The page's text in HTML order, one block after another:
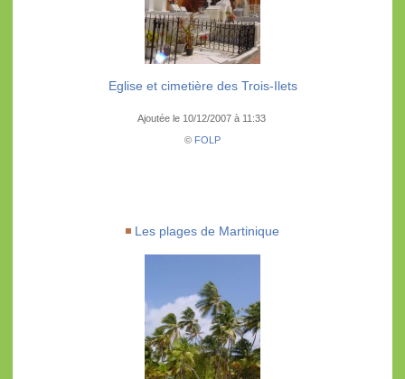
Eglise et cimetière des Trois-Ilets
Ajoutée le 10/12/2007 à 11:33
© FOLP
Les plages de Martinique